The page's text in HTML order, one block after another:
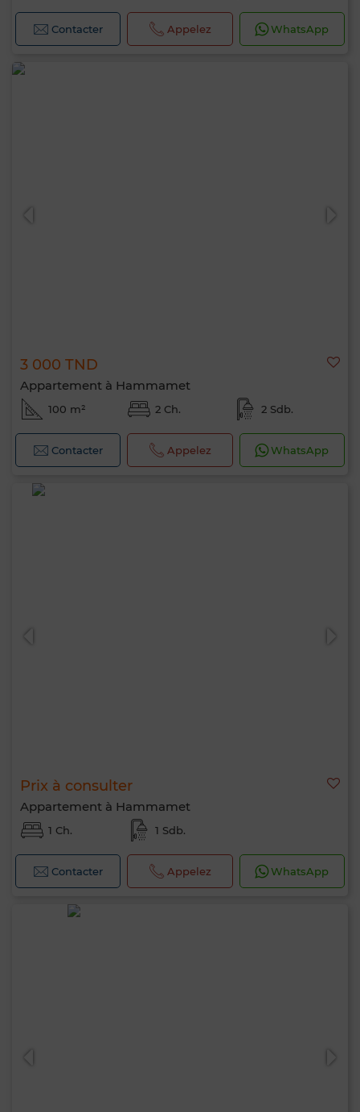
Contacter Appelez WhatsApp
3 000 TND
Appartement à Hammamet
100 m² 2 Ch. 2 Sdb.
Contacter Appelez WhatsApp
Prix à consulter
Appartement à Hammamet
1 Ch. 1 Sdb.
Contacter Appelez WhatsApp